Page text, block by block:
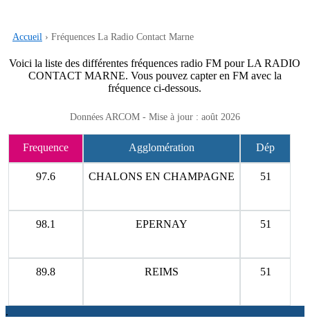
Accueil › Fréquences La Radio Contact Marne
Voici la liste des différentes fréquences radio FM pour LA RADIO
CONTACT MARNE. Vous pouvez capter en FM avec la
fréquence ci-dessous.
Données ARCOM - Mise à jour : août 2026
Frequence Agglomération Dép
97.6 CHALONS EN CHAMPAGNE 51
98.1 EPERNAY 51
89.8 REIMS 51
.